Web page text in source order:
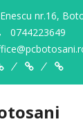
nr.16,
0744223649
DespreServicii